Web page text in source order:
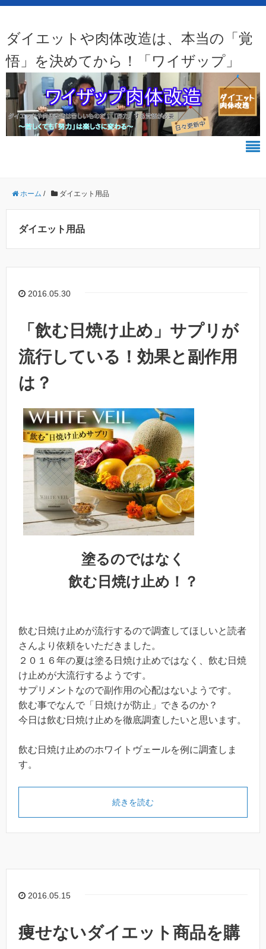
ダイエットや肉体改造は、本当の「覚
悟」を決めてから！「ワイザップ」
ホーム / ダイエット用品
ダイエット用品
2016.05.30
「飲む日焼け止め」サプリが
流行している！効果と副作用
は？
塗るのではなく
飲む日焼け止め！？
飲む日焼け止めが流行するので調査してほしいと読者
さんより依頼をいただきました。
２０１６年の夏は塗る日焼け止めではなく、飲む日焼
け止めが大流行するようです。
サプリメントなので副作用の心配はないようです。
飲む事でなんで「日焼けが防止」できるのか？
今日は飲む日焼け止めを徹底調査したいと思います。
飲む日焼け止めのホワイトヴェールを例に調査しま
す。
続きを読む
2016.05.15
痩せないダイエット商品を購